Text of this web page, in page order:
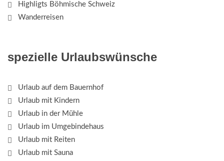
Highligts Böhmische Schweiz
Wanderreisen
spezielle Urlaubswünsche
Urlaub auf dem Bauernhof
Urlaub mit Kindern
Urlaub in der Mühle
Urlaub im Umgebindehaus
Urlaub mit Reiten
Urlaub mit Sauna